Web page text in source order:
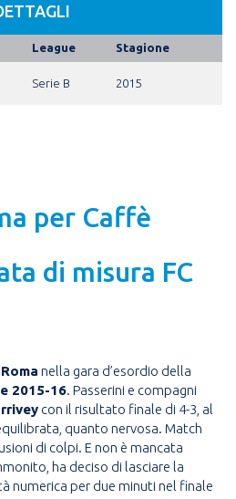
League Stagione
Serie B 2015
per Caffè
di misura FC
nella gara d’esordio della
2015-16. Passerini e compagni
con il risultato finale di 4-3, al
quanto nervosa. Match
di colpi. E non è mancata
ha deciso di lasciare la
numerica per due minuti nel finale